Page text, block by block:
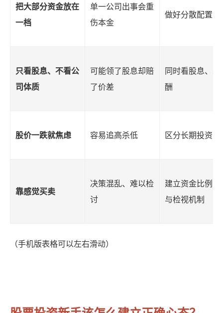
把大部分资金放在
一档
单一公司出事会重
伤本金
做好分散配置
只看股息、不看公
司体质
可能领了股息却赔
了价差
同时看股息、
酬
股价一跌就焦虑 容易追高杀低 区分长期投资
靠感觉买卖
决策混乱、难以检
讨
建立资金比例
与检视机制
（手机版表格可以左右滑动）